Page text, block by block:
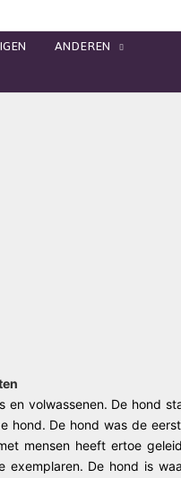
ANDEREN
volwassenen. De hond
De hond was de
mensen heeft ertoe
De hond is